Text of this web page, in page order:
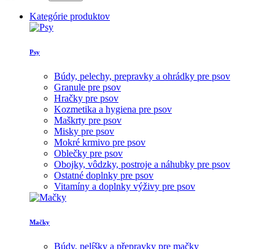
Kategórie produktov
Psy
Búdy, pelechy, prepravky a ohrádky pre psov
Granule pre psov
Hračky pre psov
Kozmetika a hygiena pre psov
Maškrty pre psov
Misky pre psov
Mokré krmivo pre psov
Oblečky pre psov
Obojky, vôdzky, postroje a náhubky pre psov
Ostatné doplnky pre psov
Vitamíny a doplnky výživy pre psov
Mačky
Búdy, pelíšky a přepravky pre mačky